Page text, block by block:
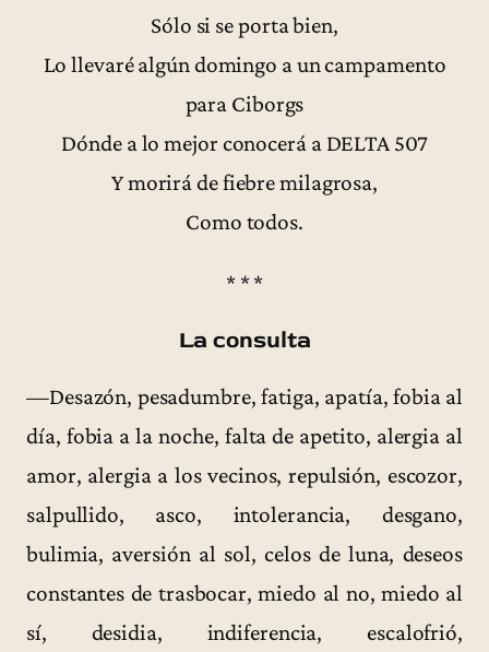
Sólo si se porta bien,
Lo llevaré algún domingo a un campamento
para Ciborgs
Dónde a lo mejor conocerá a DELTA 507
Y morirá de fiebre milagrosa,
Como todos.
* * *
La consulta
—Desazón, pesadumbre, fatiga, apatía, fobia al
día, fobia a la noche, falta de apetito, alergia al
amor, alergia a los vecinos, repulsión, escozor,
salpullido, asco, intolerancia, desgano,
bulimia, aversión al sol, celos de luna, deseos
constantes de trasbocar, miedo al no, miedo al
sí, desidia, indiferencia, escalofrió,